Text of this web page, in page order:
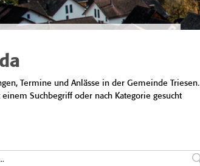
Termine und Anlässe in der Gemeinde Triesen.
einem Suchbegriff oder nach Kategorie gesucht